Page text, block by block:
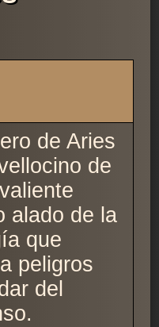
de Aries
de
alado de la
que
peligros
del